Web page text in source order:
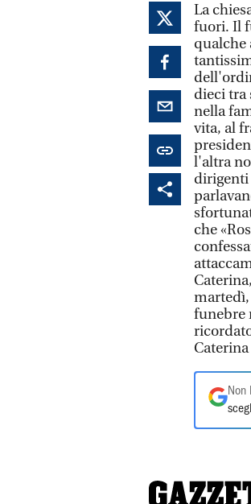
La
fuori. Il
qualche
dieci tra
nella
vita, al
l'altra
dirigenti
che
martedì,
funebre
Non